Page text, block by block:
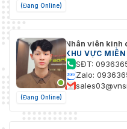
(Đang Online)
(Đang Online)
Nhân viên kinh
KHU VỰC MIỀN
SĐT:
Zalo: